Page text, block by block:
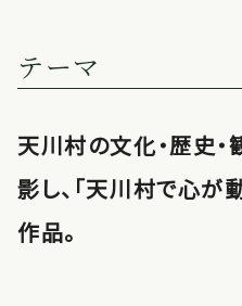
テーマ
天川村の文化・歴史・
影し、「天川村で心が
作品。